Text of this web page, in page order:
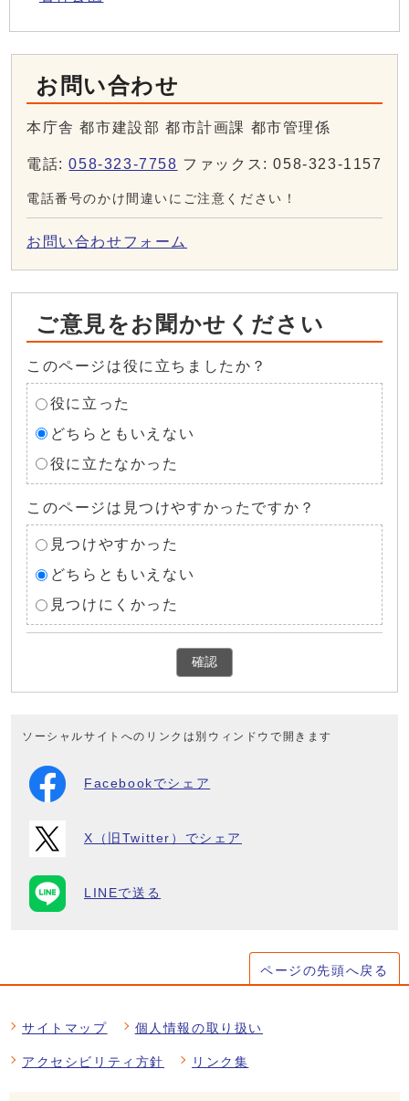
お問い合わせ
本庁舎 都市建設部 都市計画課 都市管理係
電話:058-323-7758 ファックス: 058-323-1157
電話番号のかけ間違いにご注意ください！
お問い合わせフォーム
ご意見をお聞かせください
このページは役に立ちましたか？
役に立った
どちらともいえない
役に立たなかった
このページは見つけやすかったですか？
見つけやすかった
どちらともいえない
見つけにくかった
確認
ソーシャルサイトへのリンクは別ウィンドウで開きます
Facebookでシェア
X（旧Twitter）でシェア
LINEで送る
ページの先頭へ戻る
サイトマップ 個人情報の取り扱い
アクセシビリティ方針 リンク集